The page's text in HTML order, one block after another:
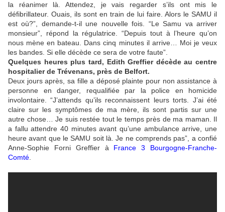
la réanimer là. Attendez, je vais regarder s’ils ont mis le
défibrillateur. Ouais, ils sont en train de lui faire. Alors le SAMU il
est où?”, demande-t-il une nouvelle fois. “Le Samu va arriver
monsieur”, répond la régulatrice. “Depuis tout à l’heure qu’on
nous mène en bateau. Dans cinq minutes il arrive… Moi je veux
les bandes. Si elle décède ce sera de votre faute”.
Quelques heures plus tard, Edith Greffier décède au centre
hospitalier de Trévenans, près de Belfort.
Deux jours après, sa fille a déposé plainte pour non assistance à
personne en danger, requalifiée par la police en homicide
involontaire. “J’attends qu’ils reconnaissent leurs torts. J’ai été
claire sur les symptômes de ma mère, ils sont partis sur une
autre chose… Je suis restée tout le temps près de ma maman. Il
a fallu attendre 40 minutes avant qu’une ambulance arrive, une
heure avant que le SAMU soit là. Je ne comprends pas”, a confié
Anne-Sophie Forni Greffier à
France 3 Bourgogne-Franche-
Comté